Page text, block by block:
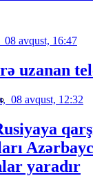
08 avqust, 16:47
uzanan
08 avqust, 12:32
yaradır